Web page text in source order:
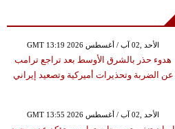
GMT 13:19 2026 الأحد ,02 آب / أغسطس
هدوء حذر بالشرق الأوسط بعد تراجع ترامب
عن الضربة وتحذيرات أميركية وتصعيد إيراني
GMT 13:55 2026 الأحد ,02 آب / أغسطس